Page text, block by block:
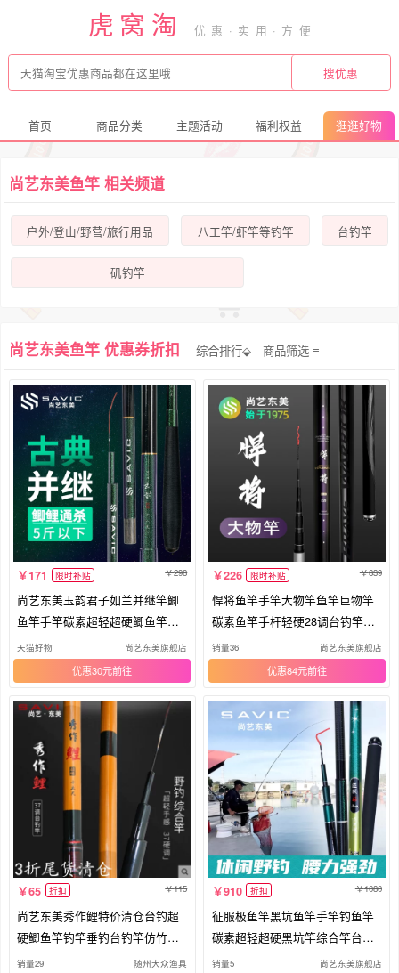
虎窝淘
首页 商品分类 主题活动 福利权益 逛逛好物
尚艺东美鱼竿 相关频道
户外/登山/野营/旅行用品 八工竿/虾竿等钓竿 台钓竿
矶钓竿
尚艺东美鱼竿 优惠券折扣 综合排行⬙ 商品筛选
171 限时补贴 298
尚艺东美玉韵君子如兰并继竿鲫
鱼竿手竿碳素超轻超硬鲫鱼竿钓
鱼竿
天猫好物 尚艺东美旗舰店
优惠30元
226 限时补贴 839
悍将鱼竿手竿大物竿鱼竿巨物竿
碳素鱼竿手杆轻硬28调台钓竿大
物杆
销量36 尚艺东美旗舰店
优惠84元
65 折扣 115
尚艺东美秀作鲤特价清仓台钓超
硬鲫鱼竿钓竿垂钓台钓竿仿竹节3
7调
销量29 随州大众渔具
910 折扣 1080
征服极鱼竿黑坑鱼竿手竿钓鱼竿
碳素超轻超硬黑坑竿综合竿台钓
竿
销量5 尚艺东美旗舰店